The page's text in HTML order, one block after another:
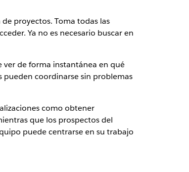
proyectos. Toma todas las
Ya no es necesario buscar en
ver de forma instantánea en qué
pueden coordinarse sin problemas
como obtener
que los prospectos del
puede centrarse en su trabajo